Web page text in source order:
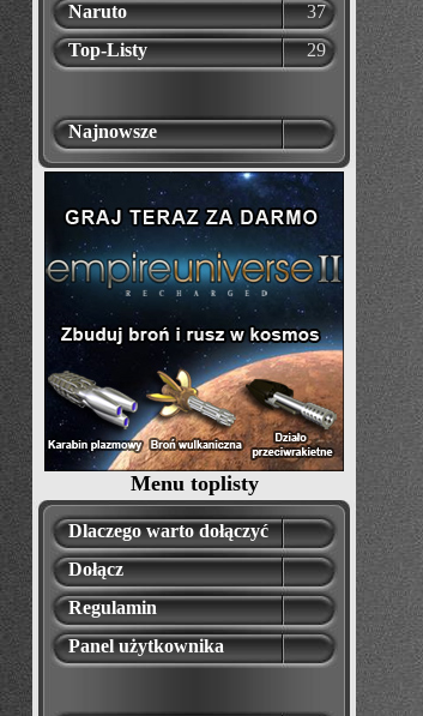
Naruto
37
Top-Listy
29
Najnowsze
Menu toplisty
Dlaczego warto dołączyć
Dołącz
Regulamin
Panel użytkownika